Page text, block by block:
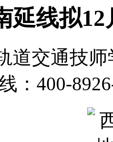
延线拟
道交通技
：400-